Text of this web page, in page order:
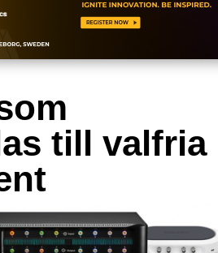
till valfria